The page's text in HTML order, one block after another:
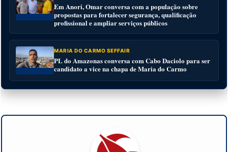
Em Anori, Omar conversa com a população sobre
propostas para fortalecer segurança, qualificação
profissional e ampliar serviços públicos
MARIA DO CARMO SEFFAIR
PL do Amazonas conversa com Cabo Daciolo para ser
candidato a vice na chapa de Maria do Carmo